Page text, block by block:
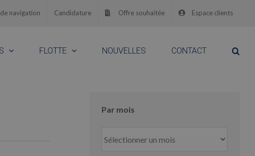
navigation Candidature Offre souhaitée Espace clients
FLOTTE NOUVELLES CONTACT
Par mois
mois